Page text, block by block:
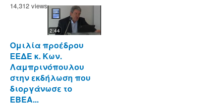
14,312 views
2:44
Ομιλία προέδρου
ΕΕΔΕ κ. Κων.
Λαμπρινόπουλου
στην εκδήλωση που
διοργάνωσε το
ΕΒΕΑ...